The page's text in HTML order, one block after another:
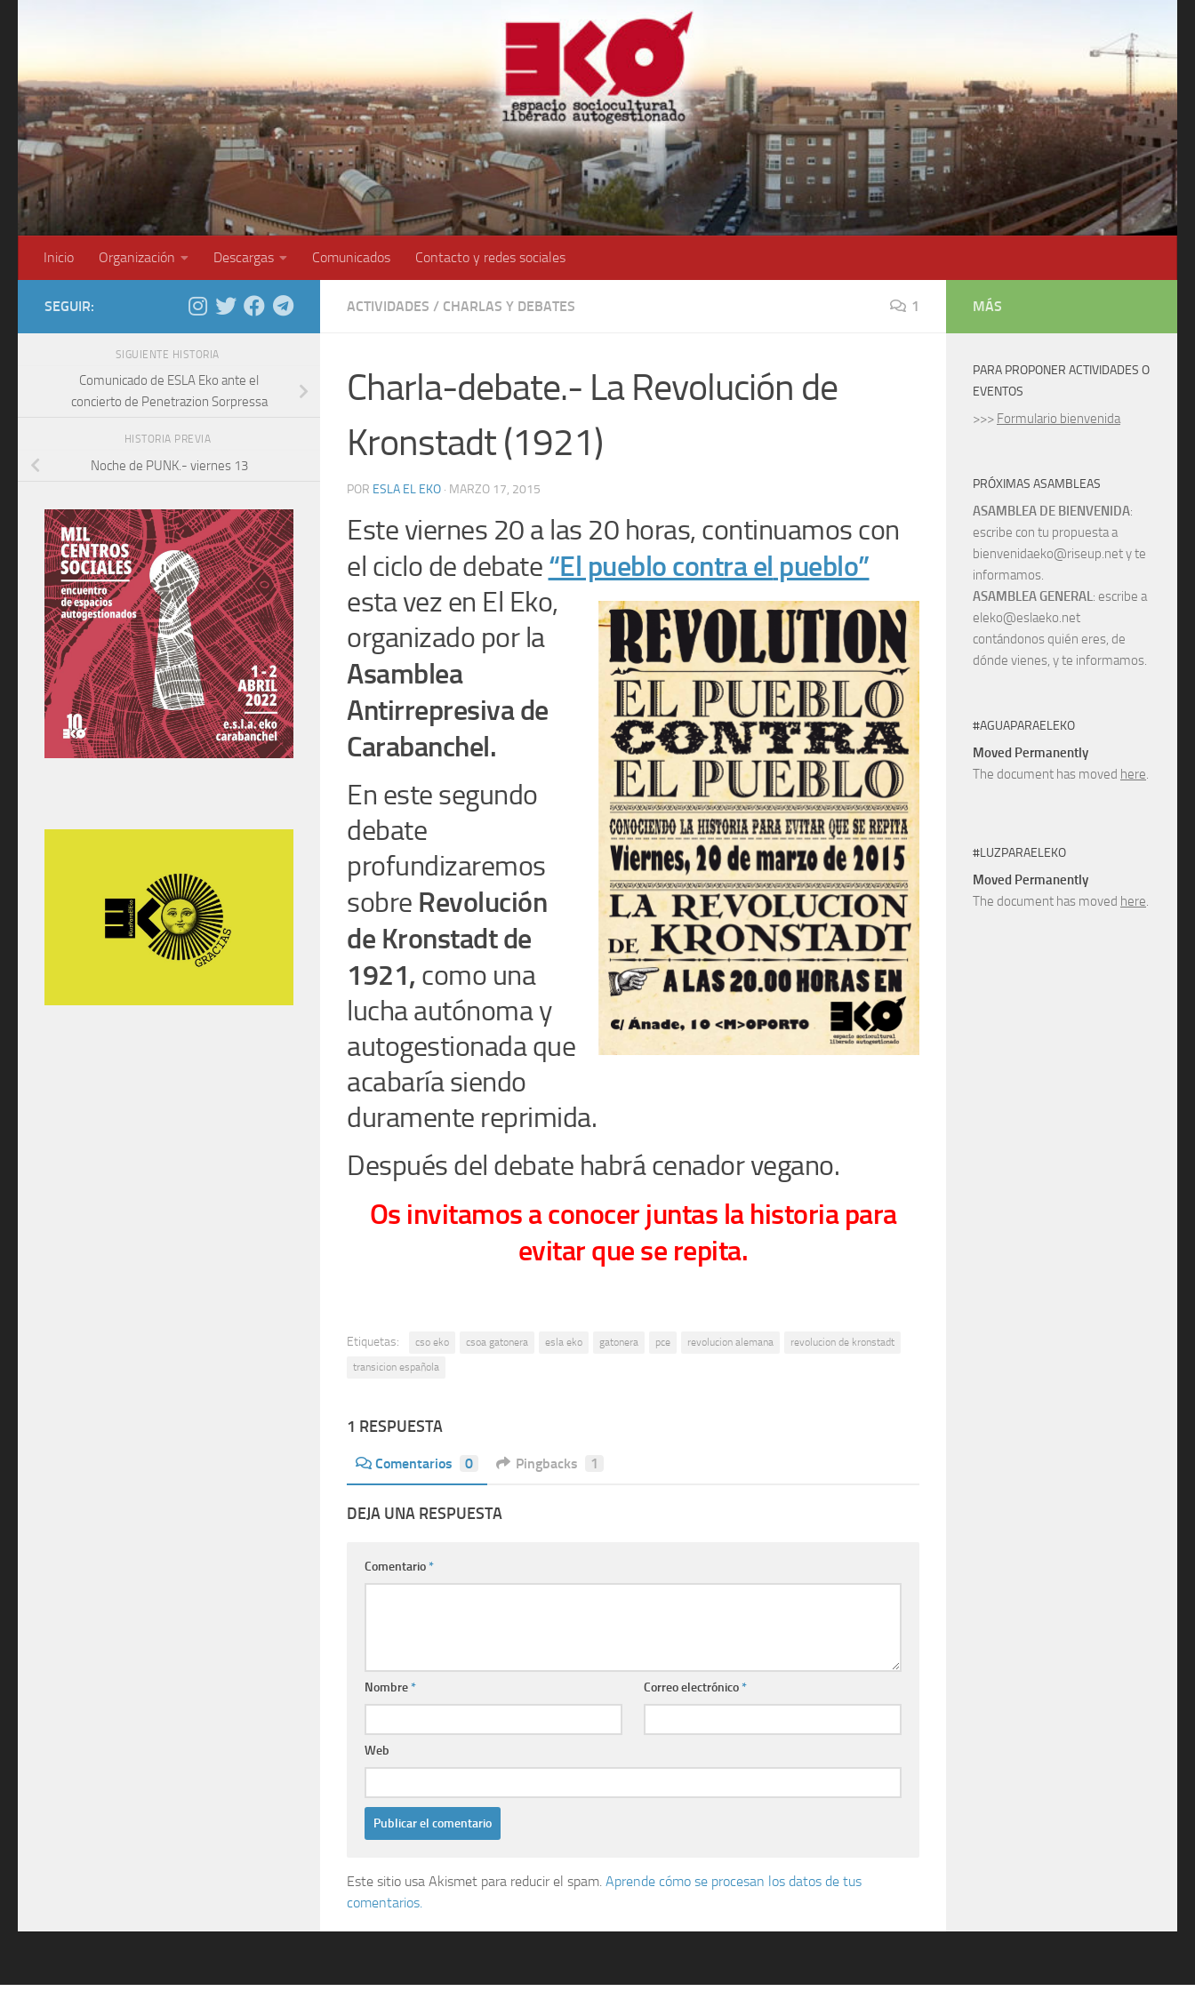
Inicio Organización Descargas Comunicados Contacto y redes sociales
ACTIVIDADES / CHARLAS Y DEBATES 1
Charla-debate.- La Revolución de
Kronstadt (1921)
POR ESLA EL EKO · MARZO 17, 2015
Este viernes 20 a las 20 horas, continuamos con
el ciclo de debate “El pueblo contra el pueblo”
esta vez en El Eko,
organizado por la
Asamblea
Antirrepresiva de
Carabanchel.
En este segundo
debate
profundizaremos
sobre Revolución
de Kronstadt de
1921, como una
lucha autónoma y
autogestionada que
acabaría siendo
duramente reprimida.
Después del debate habrá cenador vegano.
Os invitamos a conocer juntas la historia para
evitar que se repita.
Etiquetas: cso eko csoa gatonera esla eko gatonera pce revolucion alemana
revolucion de kronstadt
transicion española
1 RESPUESTA
Comentarios 0 Pingbacks 1
DEJA UNA RESPUESTA
Comentario*
Nombre* Correo electrónico*
Web
Este sitio usa Akismet para reducir el spam. Aprende cómo se procesan los datos de tus
comentarios.
SEGUIR:
SIGUIENTE HISTORIA
Comunicado de ESLA Eko ante el
concierto de Penetrazion Sorpressa
HISTORIA PREVIA
Noche de PUNK.- viernes 13
MÁS
PARA PROPONER ACTIVIDADES O
EVENTOS
>>> Formulario bienvenida
PRÓXIMAS ASAMBLEAS
ASAMBLEA DE BIENVENIDA:
escribe con tu propuesta a
bienvenidaeko@riseup.net y te
informamos.
ASAMBLEA GENERAL: escribe a
eleko@eslaeko.net
contándonos quién eres, de
dónde vienes, y te informamos.
#AGUAPARAELEKO
Moved Permanently
The document has moved here.
#LUZPARAELEKO
Moved Permanently
The document has moved here.